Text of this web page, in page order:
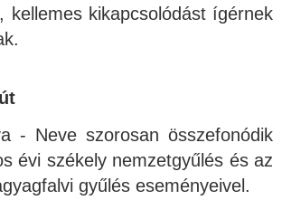
kellemes kikapcsolódást ígérnek
- Neve szorosan összefonódik
évi székely nemzetgyűlés és az
gyűlés eseményeivel.